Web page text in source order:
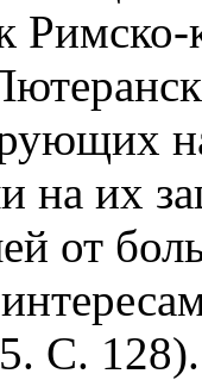
Римско-
на их
от
С. 128).